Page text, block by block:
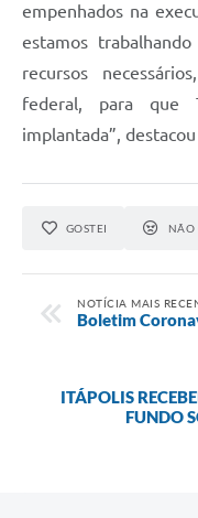
Ouvidoria Municipal
Arquivos para Download
Carta de Serviços
Notícias
Turismo
Projetos
empenhados na
estamos
recursos
federal, para que
implantada”,
GOSTEI NÃO
NOTÍCIA MAIS
Boletim
ITÁPOLIS
FUNDO